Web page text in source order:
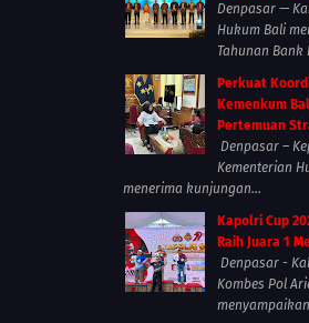
Denpasar —
Hukum Bali
Tahunan Bank
Perkuat
Kemenkum
Pertemuan
Denpasar –
Kementerian
menerima kunjungan...
Kapolri Cup
Raih Juara 1
Denpasar -
Kombes Pol